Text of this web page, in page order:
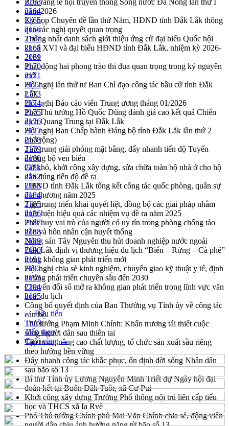
Rộn ràng lễ hội truyền thống Sông nước Đà Nông lần thứ I
năm 2026
Kỳ họp Chuyên đề lần thứ Năm, HĐND tỉnh Đắk Lắk thông
qua các nghị quyết quan trọng
Thống nhất danh sách giới thiệu ứng cử đại biểu Quốc hội
khoá XVI và đại biểu HĐND tỉnh Đắk Lắk, nhiệm kỳ 2026-
2031
Phát động hai phong trào thi đua quan trọng trong kỷ nguyên
mới
Hội nghị lần thứ tư Ban Chỉ đạo công tác bầu cử tỉnh Đắk
Lắk
Hội nghị Báo cáo viên Trung ương tháng 01/2026
Phó Thủ tướng Hồ Quốc Dũng đánh giá cao kết quả Chiến
dịch Quang Trung tại Đắk Lắk
Hội nghị Ban Chấp hành Đảng bộ tỉnh Đắk Lắk lần thứ 2
(mở rộng)
Tập trung giải phóng mặt bằng, đẩy nhanh tiến độ Tuyến
đường bộ ven biển
Gỡ khó, khởi công xây dựng, sửa chữa toàn bộ nhà ở cho hộ
dân đúng tiến độ đề ra
UBND tỉnh Đắk Lắk tổng kết công tác quốc phòng, quân sự
địa phương năm 2025
Tập trung triển khai quyết liệt, đồng bộ các giải pháp nhằm
thực hiện hiệu quả các nhiệm vụ đề ra năm 2025
Phát huy vai trò của người có uy tín trong phòng chống tảo
hôn và hôn nhân cận huyết thống
Nông sản Tây Nguyên thu hút doanh nghiệp nước ngoài
Đắk Lắk định vị thương hiệu du lịch “Biển – Rừng – Cà phê”
trong không gian phát triển mới
Hội nghị chia sẻ kinh nghiệm, chuyển giao kỹ thuật y tế, định
hướng phát triển chuyên sâu đến 2030
Chuyển đổi số mở ra không gian phát triển trong lĩnh vực văn
hóa, du lịch
Công bố quyết định của Ban Thường vụ Tỉnh ủy về công tác
cán bộ.
Thủ tướng Phạm Minh Chính: Khẩn trương tái thiết cuộc
sống người dân sau thiên tai
Tập trung nâng cao chất lượng, tổ chức sản xuất sầu riêng
theo hướng bền vững
Đẩy nhanh công tác khắc phục, ổn định đời sống Nhân dân
sau bão số 13
Bí thư Tỉnh ủy Lương Nguyễn Minh Triết dự Ngày hội đại
đoàn kết tại Buôn Đăk Tuôr, xã Cư Pui
Khởi công xây dựng Trường Phổ thông nội trú liên cấp tiểu
học và THCS xã Ia Rvê
Phó Thủ tướng Chính phủ Mai Văn Chính chia sẻ, động viên
2163
2164
2165
2166
2167
2168
2169
2170
2171
2172
2173
2174
2175
2176
2177
2178
2179
2180
2181
2182
2183
2184
2185
2186
2187
2188
2189
2190
2191
2192
2193
2194
2195
← Đầu tiên
Trước
Tiếp theo
Cuối cùng →